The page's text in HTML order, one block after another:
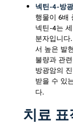
넥틴-4-방
행물이 6배
넥틴-4는
분자입니
서 높은 발
불량과 관
방광암의
받을 수 있
다.
치료